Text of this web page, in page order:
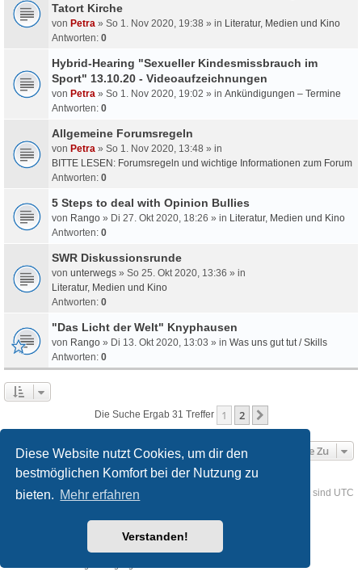
Diese Website nutzt Cookies, um dir den
bestmöglichen Komfort bei der Nutzung zu
bieten. Mehr erfahren
Verstanden!
Tatort Kirche
von Petra » So 1. Nov 2020, 19:38 » in Literatur, Medien und Kino
Antworten: 0
Hybrid-Hearing "Sexueller Kindesmissbrauch im
Sport" 13.10.20 - Videoaufzeichnungen
von Petra » So 1. Nov 2020, 19:02 » in Ankündigungen – Termine
Antworten: 0
Allgemeine Forumsregeln
von Petra » So 1. Nov 2020, 13:48 » in
BITTE LESEN: Forumsregeln und wichtige Informationen zum Forum
Antworten: 0
5 Steps to deal with Opinion Bullies
von Rango » Di 27. Okt 2020, 18:26 » in Literatur, Medien und Kino
Antworten: 0
SWR Diskussionsrunde
von unterwegs » So 25. Okt 2020, 13:36 » in
Literatur, Medien und Kino
Antworten: 0
"Das Licht der Welt" Knyphausen
von Rango » Di 13. Okt 2020, 13:03 » in Was uns gut tut / Skills
Antworten: 0
Die Suche Ergab 31 Treffer 1 2
Gehe Zu
Foren-Übersicht Kontakt Alle Zeiten sind UTC
® Forum Software © phpBB Limited
phpBB.de
created by INVENTEA & v12mike